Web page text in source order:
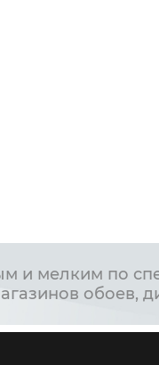
и мелким по
обоев,